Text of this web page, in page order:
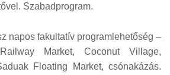
Szabadprogram.
napos fakultatív programlehetőség –
Market, Coconut Village,
Floating Market, csónakázás.